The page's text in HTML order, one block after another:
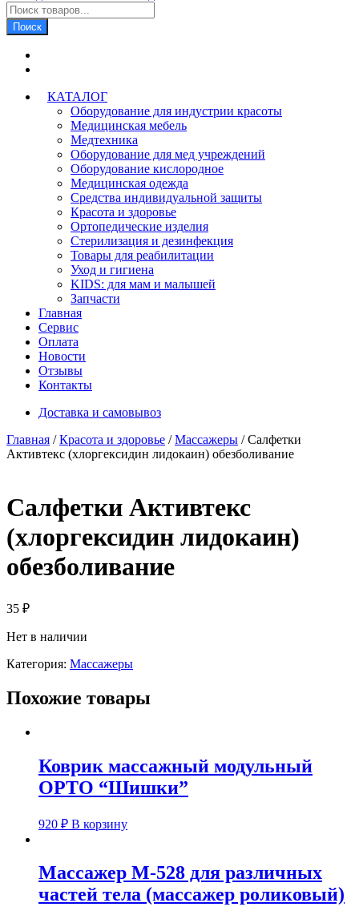
Поиск
товаров
Поиск
КАТАЛОГ
Оборудование для индустрии красоты
Медицинская мебель
Медтехника
Оборудование для мед учреждений
Оборудование кислородное
Медицинская одежда
Средства индивидуальной защиты
Красота и здоровье
Ортопедические изделия
Стерилизация и дезинфекция
Товары для реабилитации
Уход и гигиена
KIDS: для мам и малышей
Запчасти
Главная
Сервис
Оплата
Новости
Отзывы
Контакты
Доставка и самовывоз
Главная /Красота и здоровье /Массажеры / Салфетки
Активтекс (хлоргексидин лидокаин) обезболивание
Салфетки Активтекс
(хлоргексидин лидокаин)
обезболивание
35 ₽
Нет в наличии
Категория: Массажеры
Похожие товары
Коврик массажный модульный
ОРТО “Шишки”
920 ₽ В корзину
Массажер М-528 для различных
частей тела (массажер роликовый)